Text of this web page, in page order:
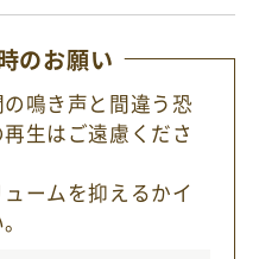
のお願い
鳴き声と間違う恐
生はご遠慮くださ
ームを抑えるかイ